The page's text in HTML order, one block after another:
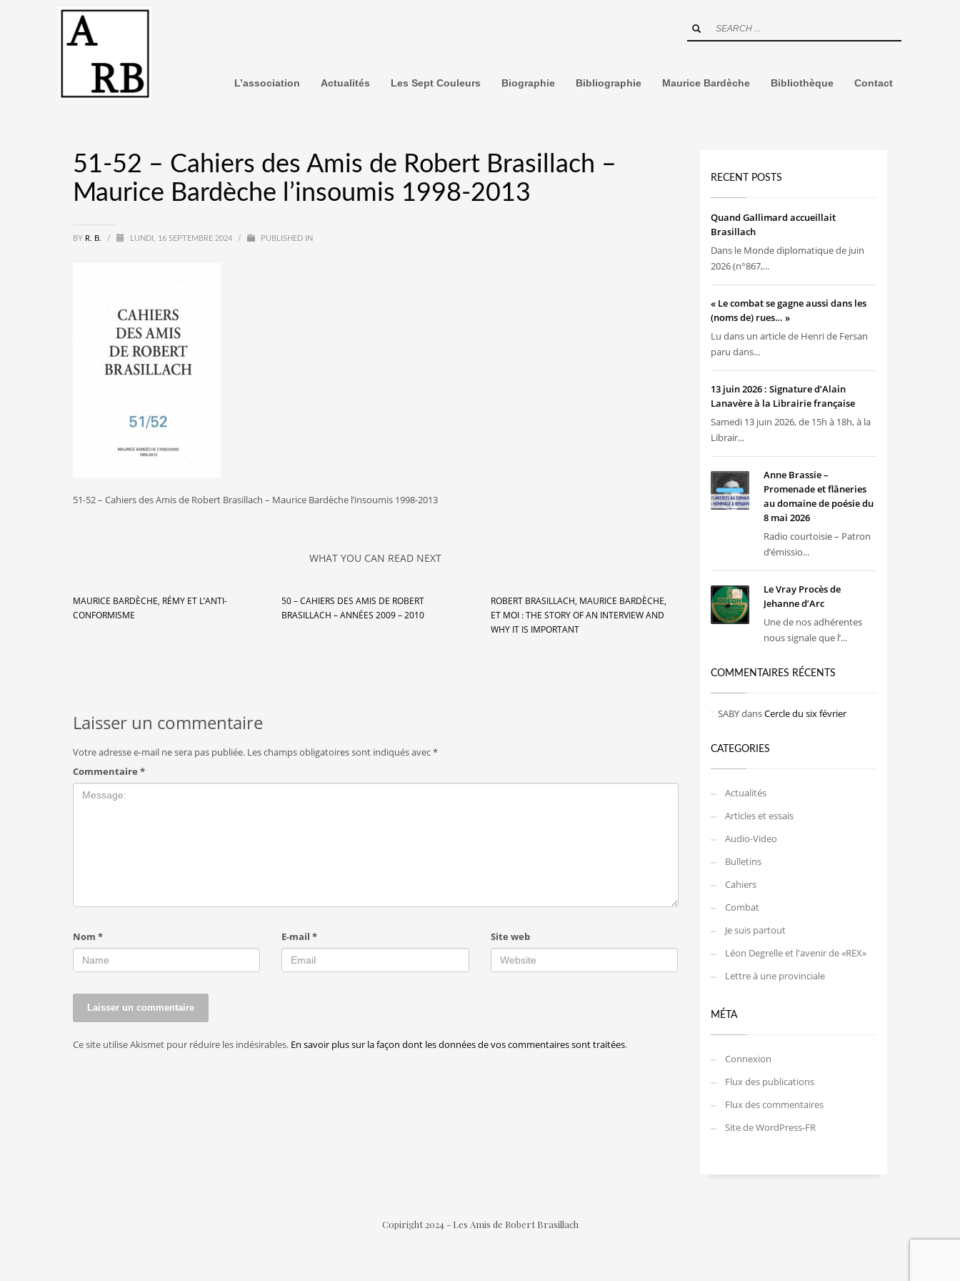
L’association Actualités Les Sept Couleurs Biographie Bibliographie Maurice Bardèche Bibliothèque Contact
51-52 – Cahiers des Amis de Robert Brasillach –
Maurice Bardèche l’insoumis 1998-2013
BY R. B. / LUNDI, 16 SEPTEMBRE 2024 / PUBLISHED IN
51-52 – Cahiers des Amis de Robert Brasillach – Maurice Bardèche l’insoumis 1998-2013
WHAT YOU CAN READ NEXT
MAURICE BARDÈCHE, RÉMY ET L’ANTI-
CONFORMISME
50 – CAHIERS DES AMIS DE ROBERT
BRASILLACH – ANNÉES 2009 – 2010
ROBERT BRASILLACH, MAURICE BARDÈCHE,
ET MOI : THE STORY OF AN INTERVIEW AND
WHY IT IS IMPORTANT
Laisser un commentaire
Votre adresse e-mail ne sera pas publiée. Les champs obligatoires sont indiqués avec*
Commentaire *
Nom * E-mail* Site web
Ce site utilise Akismet pour réduire les indésirables. En savoir plus sur la façon dont les données de vos commentaires sont traitées.
RECENT POSTS
Quand Gallimard accueillait
Brasillach
Dans le Monde diplomatique de juin
2026 (n°867,...
« Le combat se gagne aussi dans les
(noms de) rues… »
Lu dans un article de Henri de Fersan
paru dans...
13 juin 2026 : Signature d’Alain
Lanavère à la Librairie française
Samedi 13 juin 2026, de 15h à 18h, à la
Librair...
Anne Brassie –
Promenade et flâneries
au domaine de poésie du
8 mai 2026
Radio courtoisie – Patron
d’émissio...
Le Vray Procès de
Jehanne d’Arc
Une de nos adhérentes
nous signale que l’...
COMMENTAIRES RÉCENTS
SABYdansCercle du six février
CATEGORIES
Actualités
Articles et essais
Audio-Video
Bulletins
Cahiers
Combat
Je suis partout
Léon Degrelle et l'avenir de «REX»
Lettre à une provinciale
MÉTA
Connexion
Flux des publications
Flux des commentaires
Site de WordPress-FR
Copiright 2024 - Les Amis de Robert Brasillach